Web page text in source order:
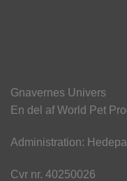
Gnavernes Univers
En del af World Pet
Administration:
Cvr nr. 40250026